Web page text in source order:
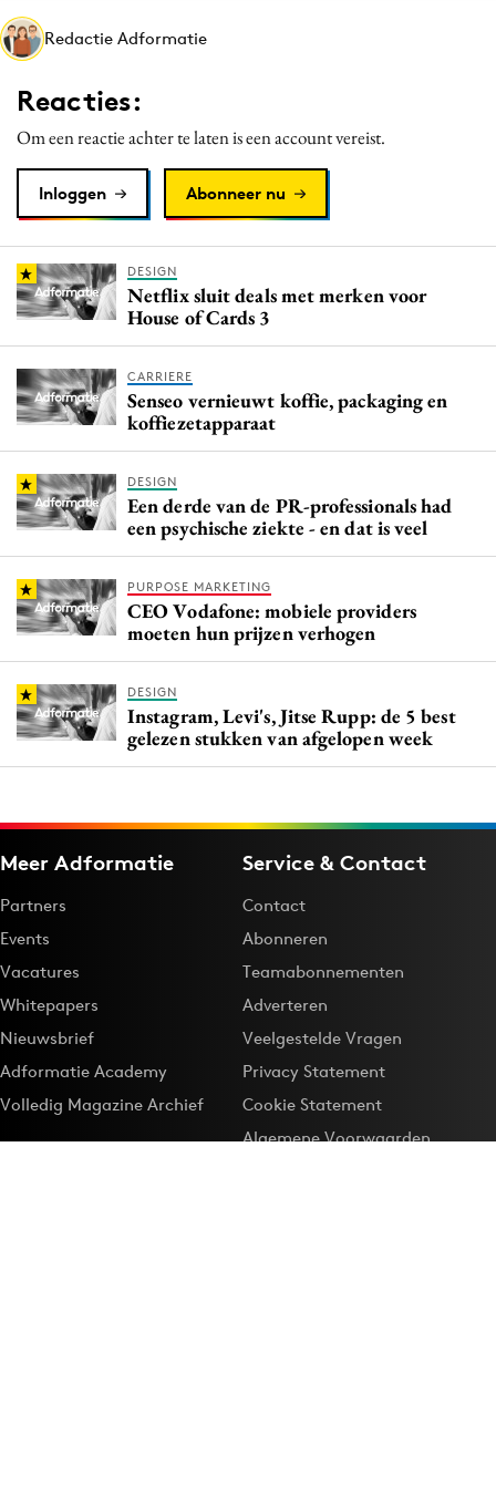
Media
Merkstrategie
PR
Reputatie & crisis
Redactie Adformatie
Reacties:
Om een reactie achter te laten is een account vereist.
Inloggen Abonneer nu
DESIGN
Netflix sluit deals met merken voor
House of Cards 3
CARRIERE
Senseo vernieuwt koffie, packaging en
koffiezetapparaat
DESIGN
Een derde van de PR-professionals had
een psychische ziekte - en dat is veel
PURPOSE MARKETING
CEO Vodafone: mobiele providers
moeten hun prijzen verhogen
DESIGN
Instagram, Levi's, Jitse Rupp: de 5 best
gelezen stukken van afgelopen week
Meer Adformatie
Partners
Events
Vacatures
Whitepapers
Nieuwsbrief
Adformatie Academy
Volledig Magazine Archief
Service & Contact
Contact
Abonneren
Teamabonnementen
Adverteren
Veelgestelde Vragen
Privacy Statement
Cookie Statement
Algemene Voorwaarden